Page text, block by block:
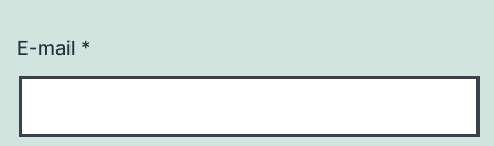
E-mail *